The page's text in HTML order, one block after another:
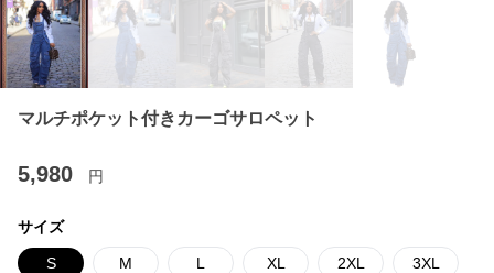
マルチポケット付きカーゴサロペット
5,980 円
サイズ
S M L XL 2XL 3XL